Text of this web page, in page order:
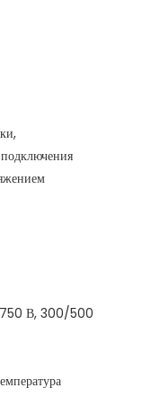
750 В, 300/500